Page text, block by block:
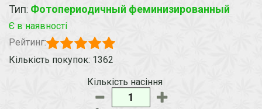
Тип: Фотопериодичный феминизированный
Є в наявності
Рейтинг:
Кількість покупок: 1362
Кількість насіння